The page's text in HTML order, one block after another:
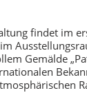
findet im
Gemälde